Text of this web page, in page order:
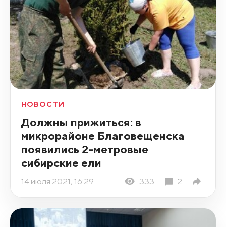
НОВОСТИ
Должны прижиться: в
микрорайоне Благовещенска
появились 2-метровые
сибирские ели
14 июля 2021, 16:29 333 2